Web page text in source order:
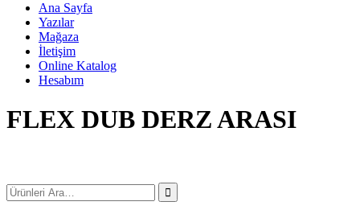
Ana Sayfa
Yazılar
Mağaza
İletişim
Online Katalog
Hesabım
FLEX DUB DERZ ARASI